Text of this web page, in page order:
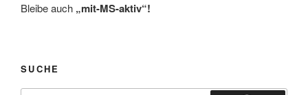
Bleibe auch „mit-MS-aktiv“!
SUCHE